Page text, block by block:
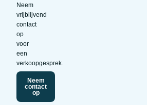
Neem
vrijblijvend
contact
op
voor
een
verkoopgesprek.
Neem
contact
op